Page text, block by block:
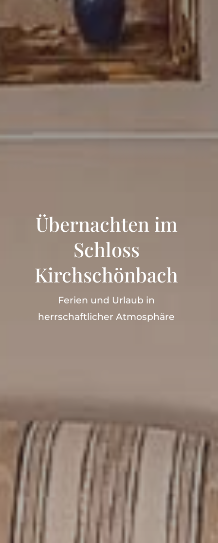
Übernachten im
Schloss
Kirchschönbach
Ferien und Urlaub in
herrschaftlicher Atmosphäre